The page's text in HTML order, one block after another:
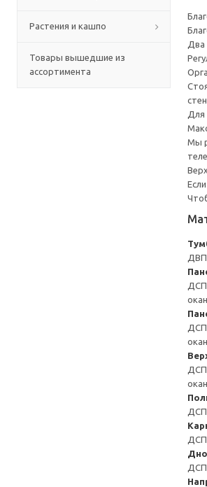
Растения и кашпо
Товары вышедшие из
ассортимента
Два
Для
Мы